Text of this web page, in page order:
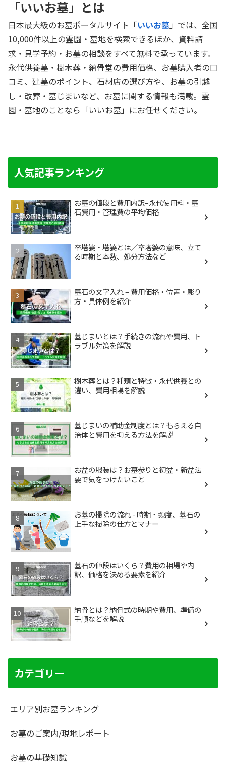
「いいお墓」とは
日本最大級のお墓ポータルサイト「いいお墓」では、全国
10,000件以上の霊園・墓地を検索できるほか、資料請
求・見学予約・お墓の相談をすべて無料で承っています。
永代供養墓・樹木葬・納骨堂の費用価格、お墓購入者の口
コミ、建墓のポイント、石材店の選び方や、お墓の引越
し・改葬・墓じまいなど、お墓に関する情報も満載。霊
園・墓地のことなら「いいお墓」にお任せください。
人気記事ランキング
お墓の値段と費用内訳–永代使用料・墓
石費用・管理費の平均価格
卒塔婆・塔婆とは／卒塔婆の意味、立て
る時期と本数、処分方法など
墓石の文字入れ – 費用価格・位置・彫り
方・具体例を紹介
墓じまいとは？手続きの流れや費用、ト
ラブル対策を解説
樹木葬とは？種類と特徴・永代供養との
違い、費用相場を解説
墓じまいの補助金制度とは？もらえる自
治体と費用を抑える方法を解説
お盆の服装は？お墓参りと初盆・新盆法
要で気をつけたいこと
お墓の掃除の流れ - 時期・頻度、墓石の
上手な掃除の仕方とマナー
墓石の値段はいくら？費用の相場や内
訳、価格を決める要素を紹介
納骨とは？納骨式の時期や費用、準備の
手順などを解説
カテゴリー
エリア別お墓ランキング
お墓のご案内/現地レポート
お墓の基礎知識